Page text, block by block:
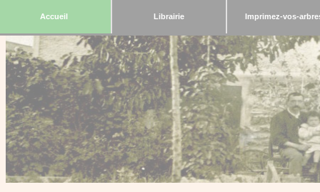
Accueil Librairie Imprimez-vos-